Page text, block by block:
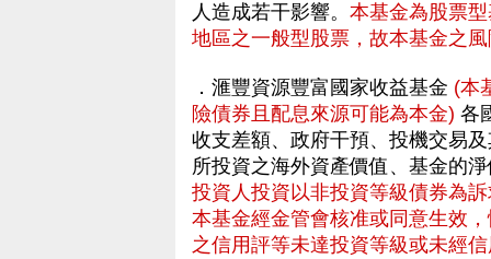
人造成若干影響。 本基金為股票
地區之一般型股票，故本基金之
．滙豐資源豐富國家收益基金 (本
險債券且配息來源可能為本金) 各
收支差額、政府干預、投機交易
所投資之海外資產價值、基金的
投資人投資以非投資等級債券為
本基金經金管會核准或同意生效
之信用評等未達投資等級或未經